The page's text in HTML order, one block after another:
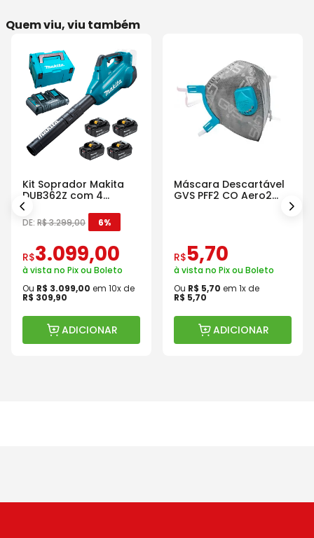
Quem viu, viu também
Kit Soprador Makita
DUB362Z com 4
Baterias Carregador e
Maleta
DE: R$3.299,00 6%
R$3.099,00
à vista no Pix ou Boleto
Ou R$ 3.099,00 em 10x de
R$ 309,90
ADICIONAR
Máscara Descartável
GVS PFF2 CO Aero2
R$5,70
à vista no Pix ou Boleto
Ou R$ 5,70 em 1x de
R$ 5,70
ADICIONAR